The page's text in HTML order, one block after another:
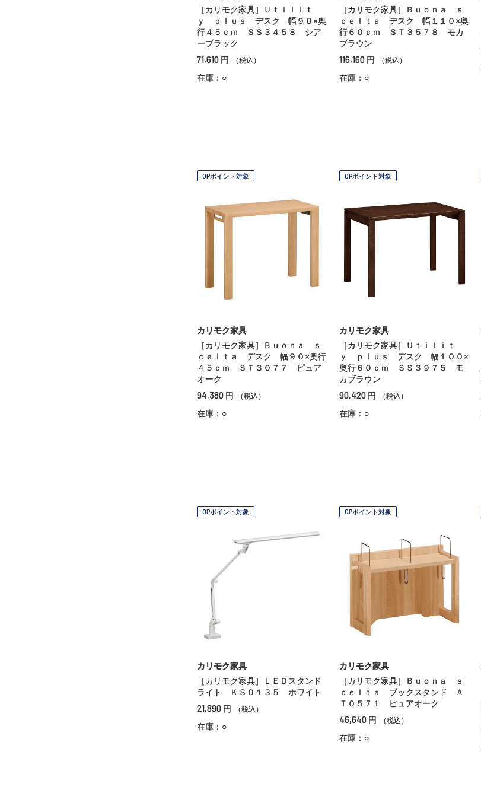
［カリモク家具］Ｕｔｉｌｉｔ
ｙ ｐｌｕｓ デスク 幅９０×奥
行４５ｃｍ ＳＳ３４５８ シア
ーブラック
71,610 円 （税込）
在庫：○
［カリモク家具］Ｂｕｏｎａ ｓ
ｃｅｌｔａ デスク 幅１１０×奥
行６０ｃｍ ＳＴ３５７８ モカ
ブラウン
116,160 円 （税込）
在庫：○
OPポイント対象
カリモク家具
［カリモク家具］Ｂｕｏｎａ ｓ
ｃｅｌｔａ デスク 幅９０×奥行
４５ｃｍ ＳＴ３０７７ ピュア
オーク
94,380 円 （税込）
在庫：○
OPポイント対象
カリモク家具
［カリモク家具］Ｕｔｉｌｉｔ
ｙ ｐｌｕｓ デスク 幅１００×
奥行６０ｃｍ ＳＳ３９７５ モ
カブラウン
90,420 円 （税込）
在庫：○
OPポイント対象
カリモク家具
［カリモク家具］ＬＥＤスタンド
ライト ＫＳ０１３５ ホワイト
21,890 円 （税込）
在庫：○
OPポイント対象
カリモク家具
［カリモク家具］Ｂｕｏｎａ ｓ
ｃｅｌｔａ ブックスタンド Ａ
Ｔ０５７１ ピュアオーク
46,640 円 （税込）
在庫：○